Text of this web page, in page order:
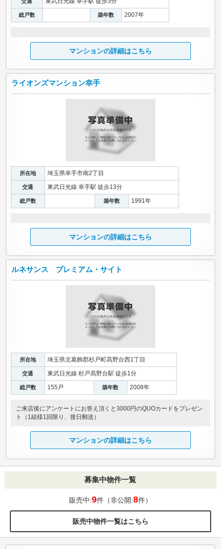
総戸数 築年数 2007年
マンションの詳細はこちら
ライオンズマンション幸手
所在地 埼玉県幸手市南2丁目
交通 東武日光線 幸手駅 徒歩13分
総戸数 築年数 1991年
マンションの詳細はこちら
ルネサンス プレミアム・サイト
所在地 埼玉県北葛飾郡杉戸町高野台西1丁目
交通 東武日光線 杉戸高野台駅 徒歩1分
総戸数 155戸 築年数 2008年
ご来店後にアンケートにお答え頂くと3000円のQUOカードをプレゼン
ト（1組様1回限り、後日郵送）
マンションの詳細はこちら
募集中物件一覧
販売中:9件（非公開:8件）
販売中物件一覧はこちら